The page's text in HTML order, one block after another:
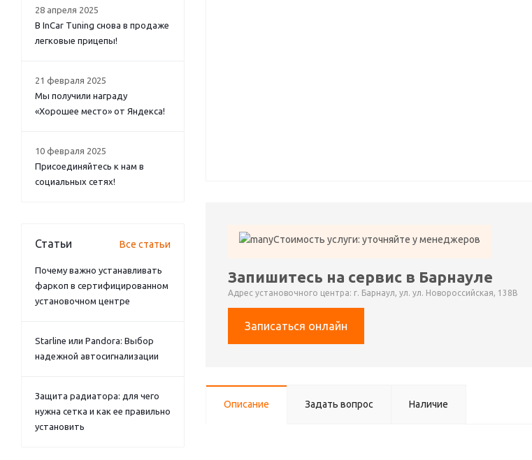
Стоимость услуги: уточняйте у менеджеров
Запишитесь на сервис в Барнауле
Адрес установочного центра: г. Барнаул, ул. ул. Новороссийская, 138В
Записаться онлайн
Описание Задать вопрос Наличие
28 апреля 2025
В InCar Tuning снова в продаже
легковые прицепы!
21 февраля 2025
Мы получили награду
«Хорошее место» от Яндекса!
10 февраля 2025
Присоединяйтесь к нам в
социальных сетях!
Статьи Все статьи
Почему важно устанавливать
фаркоп в сертифицированном
установочном центре
Starline или Pandora: Выбор
надежной автосигнализации
Защита радиатора: для чего
нужна сетка и как ее правильно
установить